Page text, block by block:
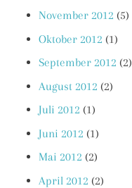
November 2012 (5)
Oktober 2012 (1)
September 2012 (2)
August 2012 (2)
Juli 2012 (1)
Juni 2012 (1)
Mai 2012 (2)
April 2012 (2)